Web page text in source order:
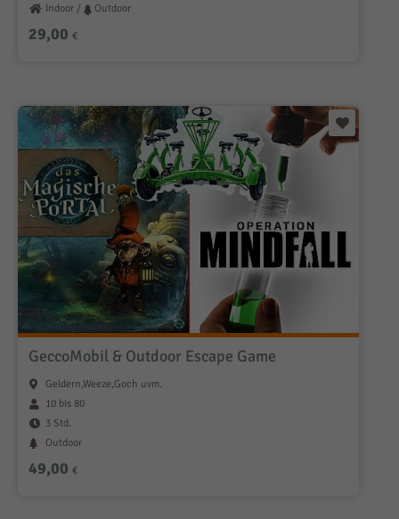
Indoor /
Outdoor
29,00 €
GeccoMobil & Outdoor Escape Game
Geldern,Weeze,Goch uvm.
10 bis 80
3 Std.
Outdoor
49,00 €